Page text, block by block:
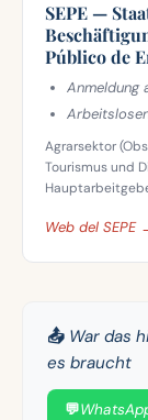
SEPE —
Público de
Anmeldung
Agrarsektor
Tourismus und
Web del SEPE
📤 War das
es braucht
💬